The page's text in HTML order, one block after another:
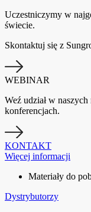
Uczestniczymy w
świecie.
Skontaktuj się z
WEBINAR
Weź udział w
konferencjach.
KONTAKT
Więcej informacji
Materiały do
Dystrybutorzy